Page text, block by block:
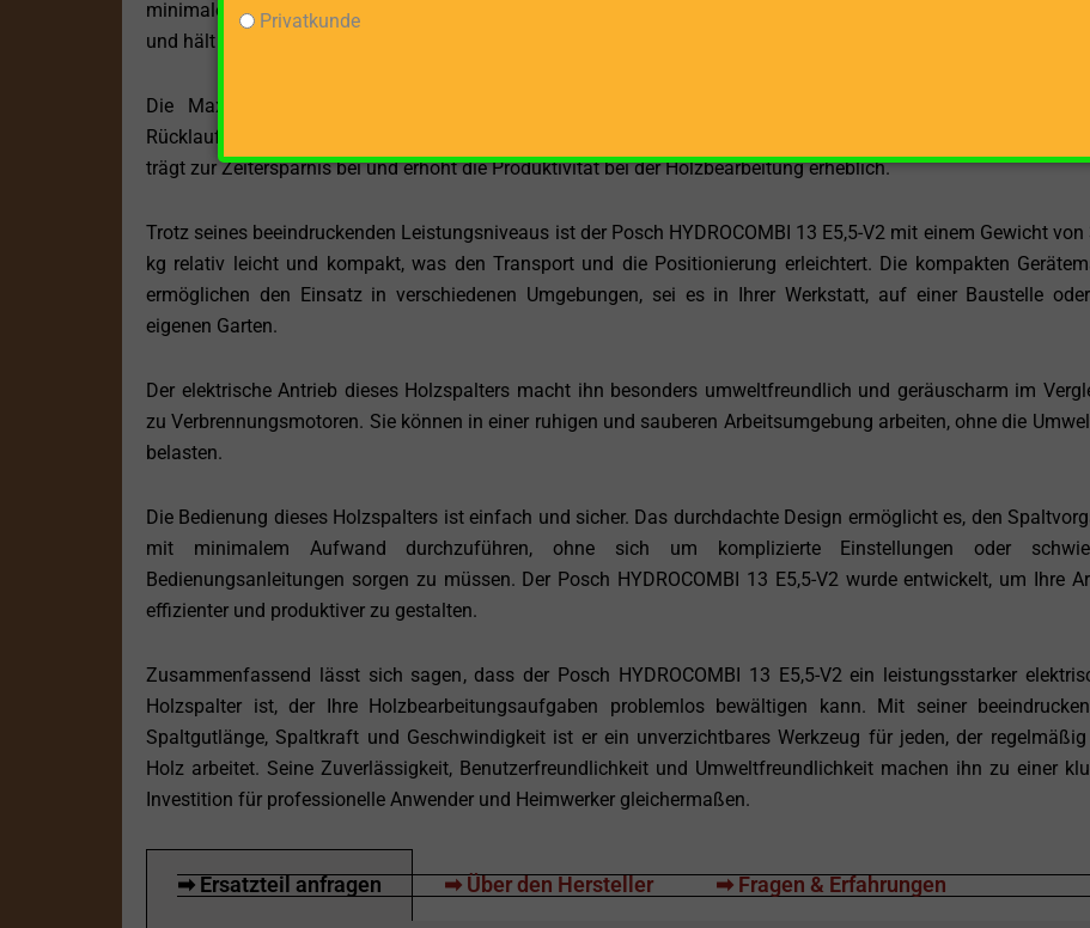
minimale Vibrationen während des Betriebs ermöglicht. Die robuste Bauweise gewährleistet eine lange
und hält den Anforderungen im professionellen Einsatz stand.
Die Max. Vorlaufgeschwindigkeit von 10 cm/s sorgt für eine effiziente Arbeitsweise, während die
Rücklaufgeschwindigkeit von 9 cm/s den Spaltkeil schnell und sicher in die Ausgangsposition zurückführt.
trägt zur Zeitersparnis bei und erhöht die Produktivität bei der Holzbearbeitung erheblich.
Trotz seines beeindruckenden Leistungsniveaus ist der Posch HYDROCOMBI 13 E5,5-V2 mit einem Gewicht von
kg relativ leicht und kompakt, was den Transport und die Positionierung erleichtert. Die kompakten
ermöglichen den Einsatz in verschiedenen Umgebungen, sei es in Ihrer Werkstatt, auf einer Baustelle
eigenen Garten.
Der elektrische Antrieb dieses Holzspalters macht ihn besonders umweltfreundlich und geräuscharm im
zu Verbrennungsmotoren. Sie können in einer ruhigen und sauberen Arbeitsumgebung arbeiten, ohne die
belasten.
Die Bedienung dieses Holzspalters ist einfach und sicher. Das durchdachte Design ermöglicht es, den
mit minimalem Aufwand durchzuführen, ohne sich um komplizierte Einstellungen oder
Bedienungsanleitungen sorgen zu müssen. Der Posch HYDROCOMBI 13 E5,5-V2 wurde entwickelt, um Ihre
effizienter und produktiver zu gestalten.
Zusammenfassend lässt sich sagen, dass der Posch HYDROCOMBI 13 E5,5-V2 ein leistungsstarker
Holzspalter ist, der Ihre Holzbearbeitungsaufgaben problemlos bewältigen kann. Mit seiner
Spaltgutlänge, Spaltkraft und Geschwindigkeit ist er ein unverzichtbares Werkzeug für jeden, der
Holz arbeitet. Seine Zuverlässigkeit, Benutzerfreundlichkeit und Umweltfreundlichkeit machen ihn zu einer
Investition für professionelle Anwender und Heimwerker gleichermaßen.
➡ Ersatzteil anfragen ➡ Über den Hersteller ➡ Fragen & Erfahrungen
Privatkunde